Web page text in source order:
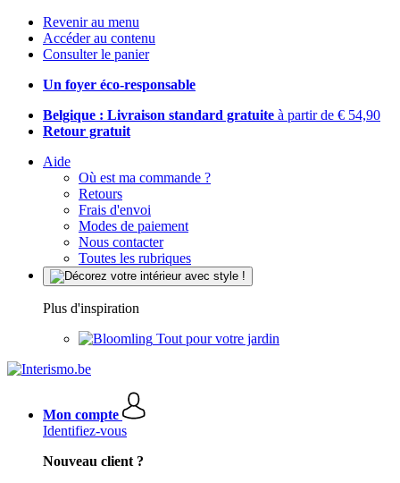
Revenir au menu
Accéder au contenu
Consulter le panier
Un foyer éco-responsable
Belgique : Livraison standard gratuite à partir de € 54,90
Retour gratuit
Aide
Où est ma commande ?
Retours
Frais d'envoi
Modes de paiement
Nous contacter
Toutes les rubriques
Plus d'inspiration
Tout pour votre jardin
Mon compte
Identifiez-vous
Nouveau client ?